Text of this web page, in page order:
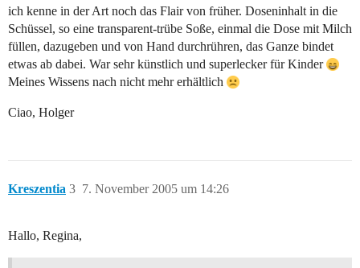
ich kenne in der Art noch das Flair von früher. Doseninhalt in die
Schüssel, so eine transparent-trübe Soße, einmal die Dose mit Milch
füllen, dazugeben und von Hand durchrühren, das Ganze bindet
etwas ab dabei. War sehr künstlich und superlecker für Kinder
Meines Wissens nach nicht mehr erhältlich
Ciao, Holger
Kreszentia 7. November 2005 um 14:26
3
Hallo, Regina,